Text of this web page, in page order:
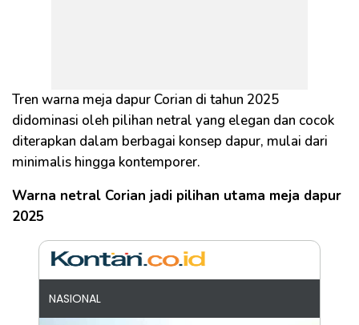
Tren warna meja dapur Corian di tahun 2025
didominasi oleh pilihan netral yang elegan dan cocok
diterapkan dalam berbagai konsep dapur, mulai dari
minimalis hingga kontemporer.
Warna netral Corian jadi pilihan utama meja dapur
2025
NASIONAL